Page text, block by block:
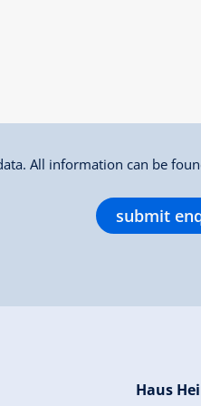
All information can be
submit
Haus